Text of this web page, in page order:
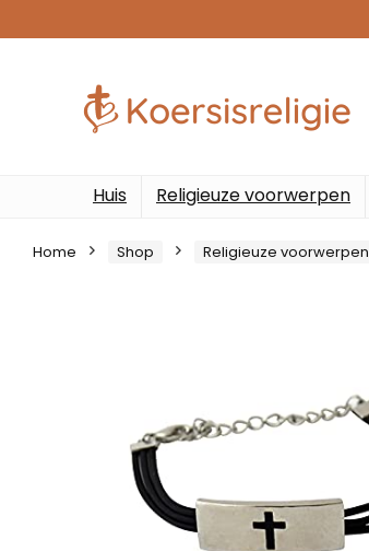
Huis Religieuze voorwerpen
Home Shop Religieuze voorwerpen